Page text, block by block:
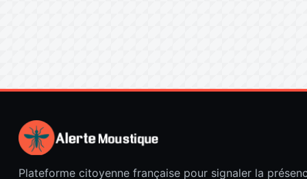
Plateforme citoyenne française pour signaler la